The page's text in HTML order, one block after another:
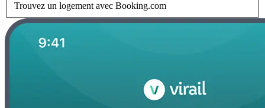
Trouvez un logement avec Booking.com